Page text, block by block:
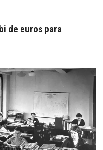
de euros para